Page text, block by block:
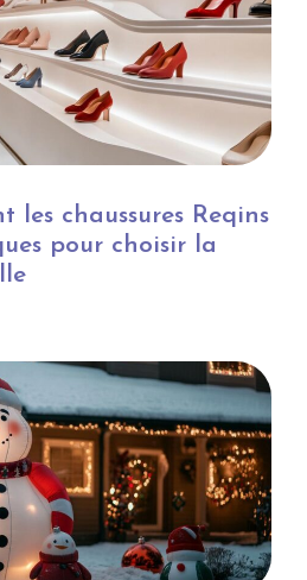
les chaussures Reqins
pour choisir la